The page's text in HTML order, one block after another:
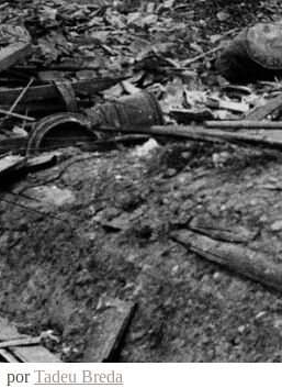
porTadeu Breda